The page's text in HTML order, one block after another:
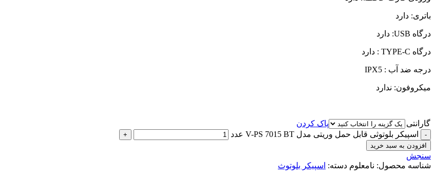
باتری: دارد
درگاه USB: دارد
درگاه TYPE-C : دارد
درجه ضد آب : IPX5
میکروفون: ندارد
گارانتی
پاک کردن
اسپیکر بلوتوثی قابل حمل وریتی مدل V-PS 7015 BT عدد
افزودن به سبد خرید
سنجش
شناسه محصول: نامعلوم دسته: اسپیکر بلوتوث